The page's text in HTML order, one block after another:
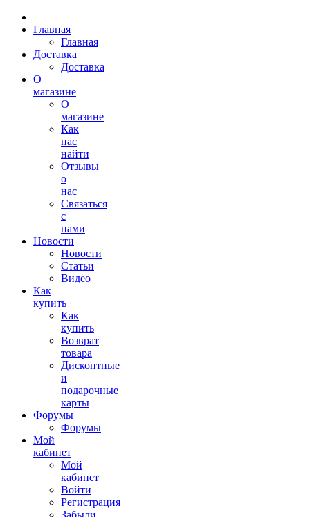
Главная
Главная
Доставка
Доставка
О
магазине
О
магазине
Как
нас
найти
Отзывы
о
нас
Связаться
с
нами
Новости
Новости
Статьи
Видео
Как
купить
Как
купить
Возврат
товара
Дисконтные
и
подарочные
карты
Форумы
Форумы
Мой
кабинет
Мой
кабинет
Войти
Регистрация
Забыли